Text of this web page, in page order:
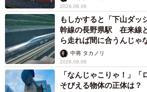
「LINEのQRコードを添付して」社長をか
続々 社員を個人アカウントへ誘導→最
れる「だまされる前提」の対策
井二 かける